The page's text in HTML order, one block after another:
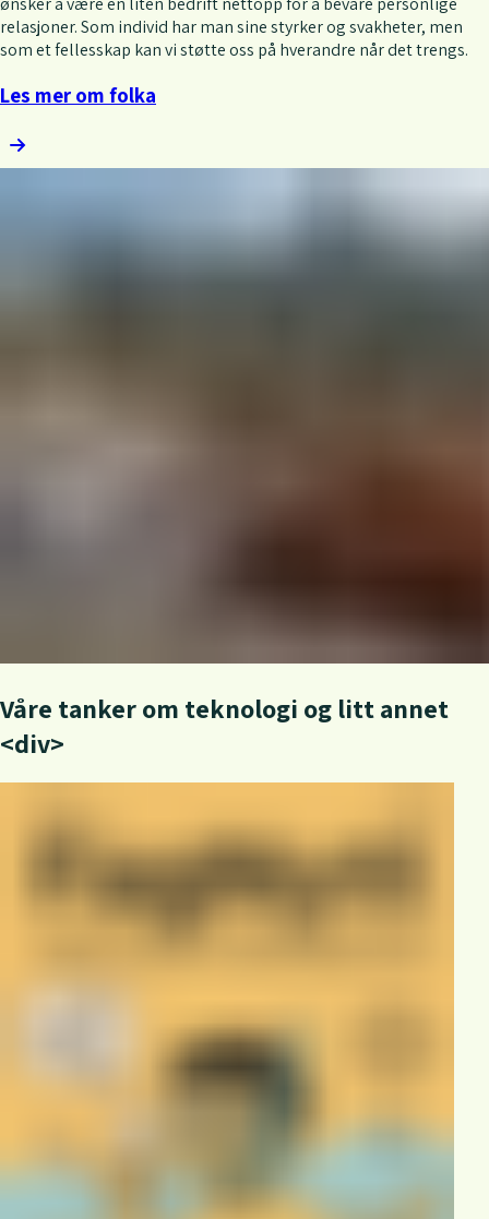
relasjoner. Som individ har man sine styrker og svakheter, men
som et fellesskap kan vi støtte oss på hverandre når det trengs.
Les mer om folka
Våre tanker om teknologi og litt annet
<div>